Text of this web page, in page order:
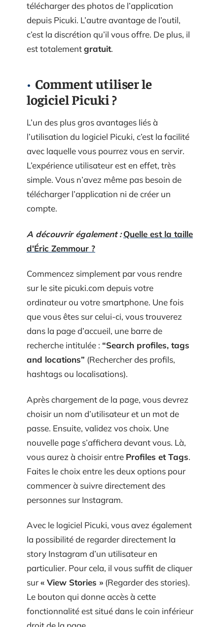
télécharger des photos de l’application
depuis Picuki. L’autre avantage de l’outil,
c’est la discrétion qu’il vous offre. De plus, il
est totalementgratuit.
Comment utiliser le
logiciel Picuki ?
L’un des plus gros avantages liés à
l’utilisation du logiciel Picuki, c’est la facilité
avec laquelle vous pourrez vous en servir.
L’expérience utilisateur est en effet, très
simple. Vous n’avez même pas besoin de
télécharger l’application ni de créer un
compte.
A découvrir également : Quelle est la taille
d'Éric Zemmour ?
Commencez simplement par vous rendre
sur le site picuki.com depuis votre
ordinateur ou votre smartphone. Une fois
que vous êtes sur celui-ci, vous trouverez
dans la page d’accueil, une barre de
recherche intitulée : “Search profiles, tags
and locations” (Rechercher des profils,
hashtags ou localisations).
Après chargement de la page, vous devrez
choisir un nom d’utilisateur et un mot de
passe. Ensuite, validez vos choix. Une
nouvelle page s’affichera devant vous. Là,
vous aurez à choisir entre Profiles et Tags.
Faites le choix entre les deux options pour
commencer à suivre directement des
personnes sur Instagram.
Avec le logiciel Picuki, vous avez également
la possibilité de regarder directement la
story Instagram d’un utilisateur en
particulier. Pour cela, il vous suffit de cliquer
sur« View Stories » (Regarder des stories).
Le bouton qui donne accès à cette
fonctionnalité est situé dans le coin inférieur